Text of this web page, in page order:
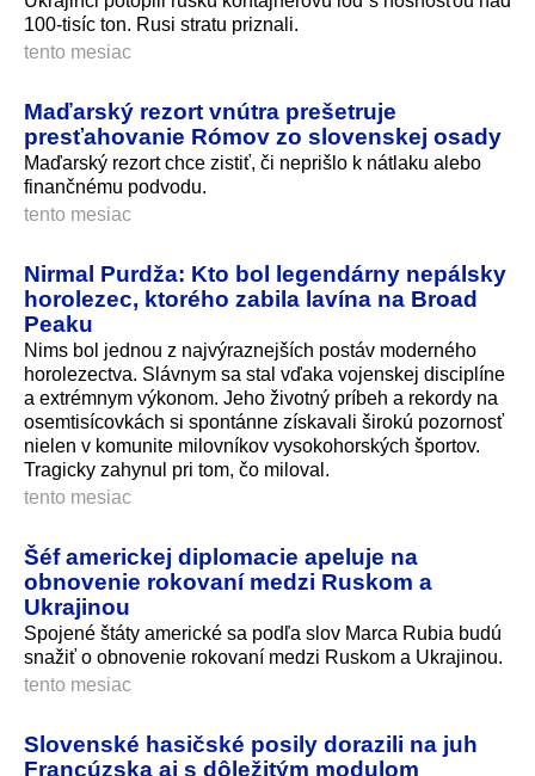
100-tisíc ton. Rusi stratu priznali.
tento mesiac
Maďarský rezort vnútra prešetruje
presťahovanie Rómov zo slovenskej osady
Maďarský rezort chce zistiť, či neprišlo k nátlaku alebo
finančnému podvodu.
tento mesiac
Nirmal Purdža: Kto bol legendárny nepálsky
horolezec, ktorého zabila lavína na Broad
Peaku
Nims bol jednou z najvýraznejších postáv moderného
horolezectva. Slávnym sa stal vďaka vojenskej disciplíne
a extrémnym výkonom. Jeho životný príbeh a rekordy na
osemtisícovkách si spontánne získavali širokú pozornosť
nielen v komunite milovníkov vysokohorských športov.
Tragicky zahynul pri tom, čo miloval.
tento mesiac
Šéf americkej diplomacie apeluje na
obnovenie rokovaní medzi Ruskom a
Ukrajinou
Spojené štáty americké sa podľa slov Marca Rubia budú
snažiť o obnovenie rokovaní medzi Ruskom a Ukrajinou.
tento mesiac
Slovenské hasičské posily dorazili na juh
Francúzska aj s dôležitým modulom